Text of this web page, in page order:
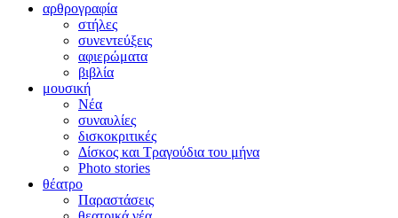
αρθρογραφία
στήλες
συνεντεύξεις
αφιερώματα
βιβλία
μουσική
Νέα
συναυλίες
δισκοκριτικές
Δίσκος και Τραγούδια του μήνα
Photo stories
θέατρο
Παραστάσεις